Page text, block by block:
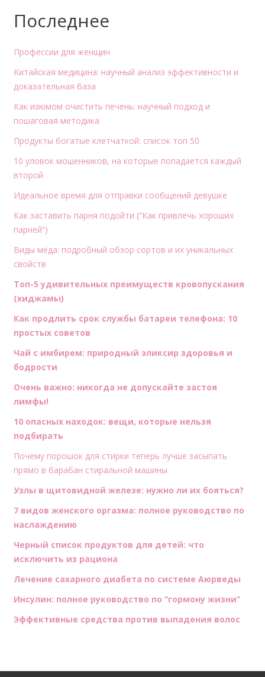
Последнее
Профессии для женщин
Китайская медицина: научный анализ эффективности и
доказательная база
Как изюмом очистить печень: научный подход и
пошаговая методика
Продукты богатые клетчаткой: список топ 50
10 уловок мошенников, на которые попадается каждый
второй
Идеальное время для отправки сообщений девушке
Как заставить парня подойти (“Как привлечь хороших
парней”)
Виды мёда: подробный обзор сортов и их уникальных
свойств
Топ-5 удивительных преимуществ кровопускания
(хиджамы)
Как продлить срок службы батареи телефона: 10
простых советов
Чай с имбирем: природный эликсир здоровья и
бодрости
Очень важно: никогда не допускайте застоя
лимфы!
10 опасных находок: вещи, которые нельзя
подбирать
Почему порошок для стирки теперь лучше засыпать
прямо в барабан стиральной машины
Узлы в щитовидной железе: нужно ли их бояться?
7 видов женского оргазма: полное руководство по
наслаждению
Черный список продуктов для детей: что
исключить из рациона
Лечение сахарного диабета по системе Аюрведы
Инсулин: полное руководство по “гормону жизни”
Эффективные средства против выпадения волос